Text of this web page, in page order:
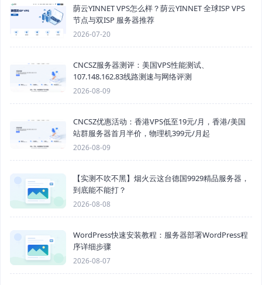
荫云YINNET VPS怎么样？荫云YINNET 全球ISP VPS
节点与双ISP 服务器推荐
2026-07-20
CNCSZ服务器测评：美国VPS性能测试、
107.148.162.83线路测速与网络评测
2026-08-09
CNCSZ优惠活动：香港VPS低至19元/月，香港/美国
站群服务器首月半价，物理机399元/月起
2026-08-09
【实测不吹不黑】烟火云这台德国9929精品服务器，
到底能不能打？
2026-08-08
WordPress快速安装教程：服务器部署WordPress程
序详细步骤
2026-08-07